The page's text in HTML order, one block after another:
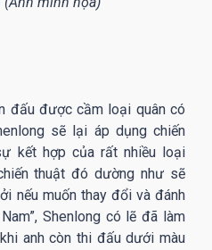
đấu được cầm loại quân có
sẽ lại áp dụng chiến
kết hợp của rất nhiều loại
thuật đó dường như sẽ
nếu muốn thay đổi và đánh
Shenlong có lẽ đã làm
anh còn thi đấu dưới màu